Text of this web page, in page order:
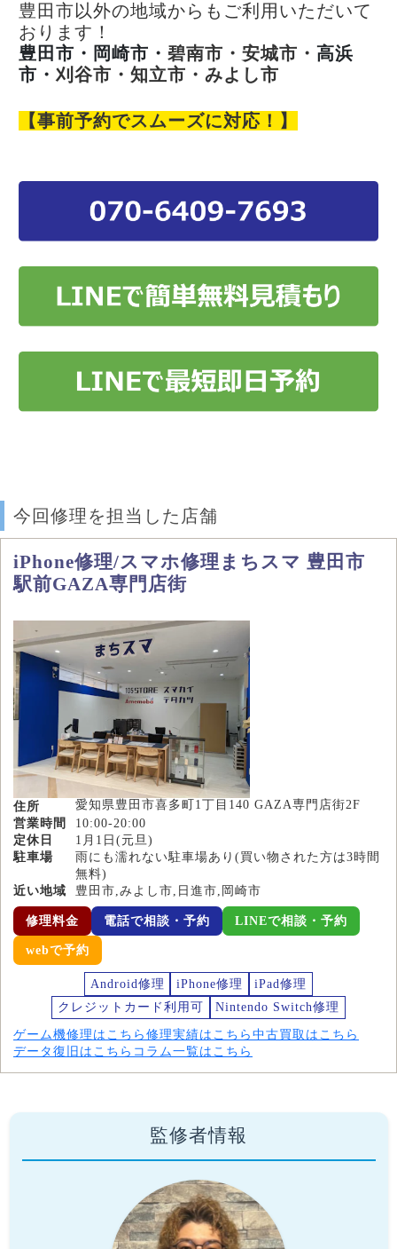
豊田市以外の地域からもご利用いただいて
おります！
豊田市・岡崎市・ 碧南市・安城市・ 高浜
市・ 刈谷市・知立市・みよし市
【事前予約でスムーズに対応！】
今回修理を担当した店舗
iPhone修理/スマホ修理まちスマ 豊田市
駅前GAZA専門店街
住所
愛知県豊田市喜多町1丁目140 GAZA専門店街2F
営業時間
10:00-20:00
定休日
1月1日(元旦)
駐車場
雨にも濡れない駐車場あり(買い物された方は3時間
無料)
近い地域
豊田市,みよし市,日進市,岡崎市
修理料金 電話で相談・予約 LINEで相談・予約
webで予約
Android修理 iPhone修理
iPad修理
クレジットカード利用可
Nintendo Switch修理
ゲーム機修理はこちら 修理実績はこちら 中古買取はこちら
データ復旧はこちら コラム一覧はこちら
監修者情報